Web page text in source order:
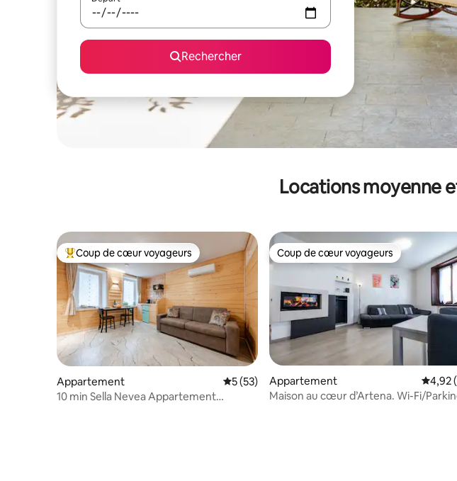
Rechercher
Locations moyenne
Coups de cœur voyageurs les plus appréciés
Coup de cœur voyageurs
Appartement Évaluation moyenne sur la base de 53
5 (53)
10 min Sella Nevea Appartement
Coup de cœur voyageurs
Coup de cœur voyageurs
Appartement
4,92
Maison au cœur d’Artena. Wi-Fi/